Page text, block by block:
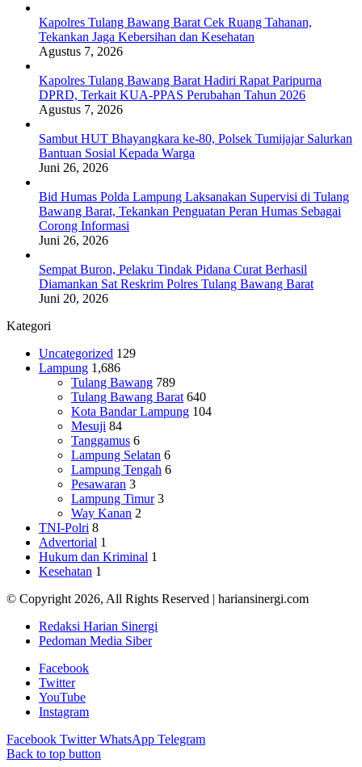
Kapolres Tulang Bawang Barat Cek Ruang Tahanan,
Tekankan Jaga Kebersihan dan Kesehatan
Agustus 7, 2026
Kapolres Tulang Bawang Barat Hadiri Rapat Paripurna
DPRD, Terkait KUA-PPAS Perubahan Tahun 2026
Agustus 7, 2026
Sambut HUT Bhayangkara ke-80, Polsek Tumijajar Salurkan
Bantuan Sosial Kepada Warga
Juni 26, 2026
Bid Humas Polda Lampung Laksanakan Supervisi di Tulang
Bawang Barat, Tekankan Penguatan Peran Humas Sebagai
Corong Informasi
Juni 26, 2026
Sempat Buron, Pelaku Tindak Pidana Curat Berhasil
Diamankan Sat Reskrim Polres Tulang Bawang Barat
Juni 20, 2026
Kategori
Uncategorized 129
Lampung 1,686
Tulang Bawang 789
Tulang Bawang Barat 640
Kota Bandar Lampung 104
Mesuji 84
Tanggamus 6
Lampung Selatan 6
Lampung Tengah 6
Pesawaran 3
Lampung Timur 3
Way Kanan 2
TNI-Polri 8
Advertorial 1
Hukum dan Kriminal 1
Kesehatan 1
© Copyright 2026, All Rights Reserved | hariansinergi.com
Redaksi Harian Sinergi
Pedoman Media Siber
Facebook
Twitter
YouTube
Instagram
Facebook Twitter WhatsApp Telegram
Back to top button